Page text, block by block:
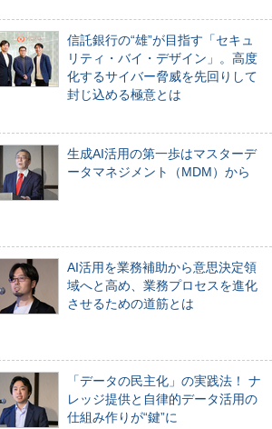
信託銀行の“雄”が目指す「セキュ
リティ・バイ・デザイン」。高度
化するサイバー脅威を先回りして
封じ込める極意とは
生成AI活用の第一歩はマスターデ
ータマネジメント（MDM）から
AI活用を業務補助から意思決定領
域へと高め、業務プロセスを進化
させるための道筋とは
「データの民主化」の実践法！ ナ
レッジ提供と自律的データ活用の
仕組み作りが“鍵”に